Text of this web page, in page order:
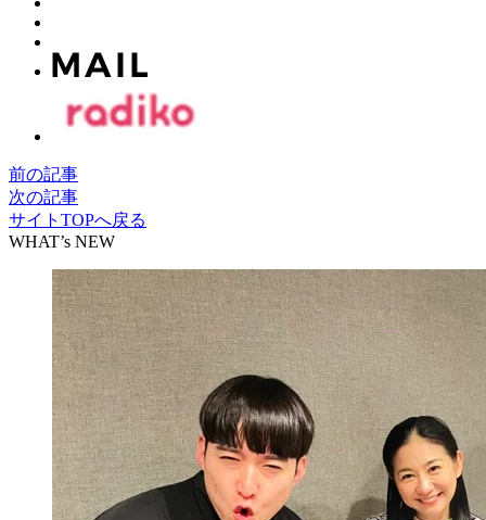
前の記事
次の記事
サイトTOPへ戻る
WHAT’s NEW